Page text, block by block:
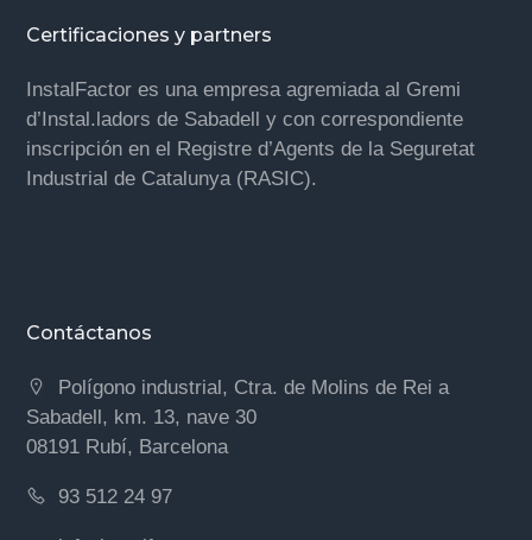
Certificaciones y partners
InstalFactor es una empresa agremiada al Gremi
d’Instal.ladors de Sabadell y con correspondiente
inscripción en el Registre d’Agents de la Seguretat
Industrial de Catalunya (RASIC).
Contáctanos
Polígono industrial, Ctra. de Molins de Rei a
Sabadell, km. 13, nave 30
08191 Rubí, Barcelona
93 512 24 97